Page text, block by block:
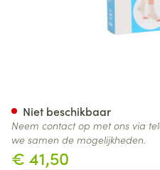
€ 41,50
Niet beschikbaar
Neem contact op met ons via
we samen de mogelijkheden.